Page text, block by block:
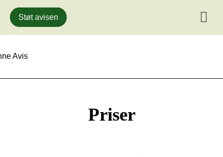
Gå
til
indhold
Støt avisen
Priser